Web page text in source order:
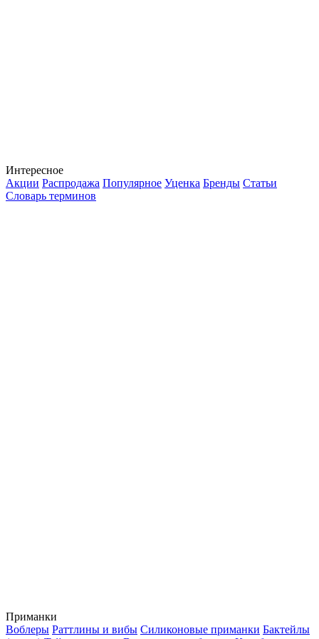
Интересное
Акции Распродажа Популярное Уценка Бренды Статьи
Словарь терминов
Приманки
Воблеры Раттлины и вибы Силиконовые приманки Бактейлы